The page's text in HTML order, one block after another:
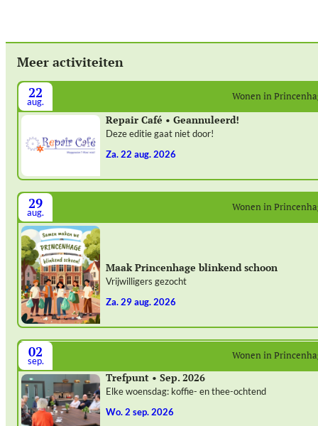
Meer activiteiten
22
aug. Wonen in
Repair Café • Geannuleerd!
Deze editie gaat niet door!
za. 22 aug. 2026
29
aug. Wonen in
Maak Princenhage blinkend schoon
Vrijwilligers gezocht
za. 29 aug. 2026
02
sep. Wonen in
Trefpunt • Sep. 2026
Elke woensdag: koffie- en thee-ochtend
wo. 2 sep. 2026